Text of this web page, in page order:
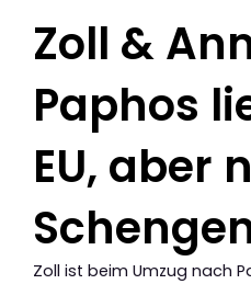
Zoll &
Paphos
EU, aber
Zoll ist beim Umzug nach